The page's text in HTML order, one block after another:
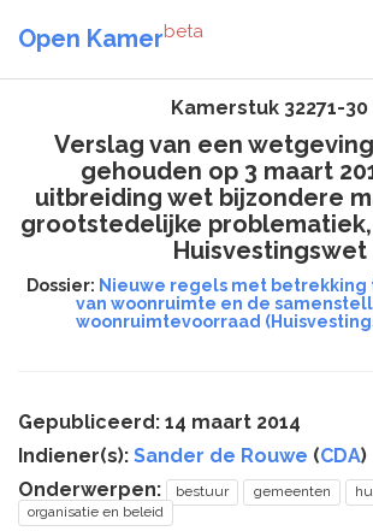
Open Kamerbeta
Kamerstuk 32271-30
Verslag van een
gehouden op 3 maart
uitbreiding wet bijzondere
grootstedelijke
Huisvestingswet
Dossier: Nieuwe regels met
van woonruimte en de
woonruimtevoorraad
Gepubliceerd: 14 maart 2014
Indiener(s): Sander de Rouwe (CDA)
Onderwerpen:
bestuur gemeenten
organisatie en beleid